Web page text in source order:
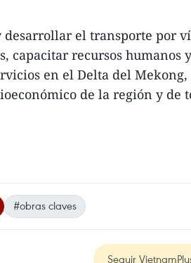
el transporte por
capacitar recursos humanos
en el Delta del Mekong,
de la región y de
#obras claves
Seguir